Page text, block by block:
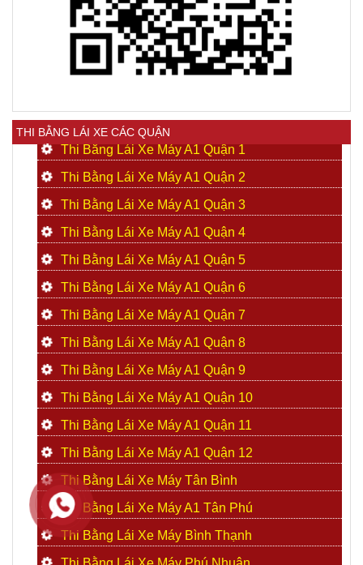
THI BẰNG LÁI XE CÁC QUẬN
Thi Bằng Lái Xe Máy A1 Quận 1
Thi Bằng Lái Xe Máy A1 Quận 2
Thi Bằng Lái Xe Máy A1 Quận 3
Thi Bằng Lái Xe Máy A1 Quận 4
Thi Bằng Lái Xe Máy A1 Quận 5
Thi Bằng Lái Xe Máy A1 Quận 6
Thi Bằng Lái Xe Máy A1 Quận 7
Thi Bằng Lái Xe Máy A1 Quận 8
Thi Bằng Lái Xe Máy A1 Quận 9
Thi Bằng Lái Xe Máy A1 Quận 10
Thi Bằng Lái Xe Máy A1 Quận 11
Thi Bằng Lái Xe Máy A1 Quận 12
Thi Bằng Lái Xe Máy Tân Bình
Thi Bằng Lái Xe Máy A1 Tân Phú
Thi Bằng Lái Xe Máy Bình Thạnh